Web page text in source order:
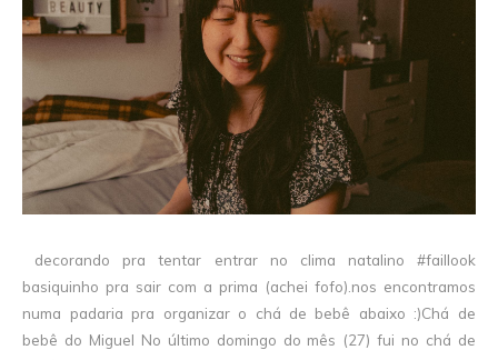
decorando pra tentar entrar no clima natalino #faillook
basiquinho pra sair com a prima (achei fofo).nos encontramos
numa padaria pra organizar o chá de bebê abaixo :)Chá de
bebê do Miguel No último domingo do mês (27) fui no chá de